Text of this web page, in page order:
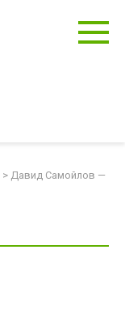
> Давид Самойлов —